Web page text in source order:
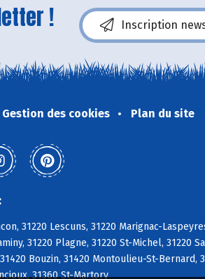
! Inscription
Gestion des cookies Plan du site
31220 Lescuns, 31220 Marignac-
31220 Plagne, 31220 St-Michel, 31220
Bouzin, 31420 Montoulieu-St-Bernard,
31360 St-Martory